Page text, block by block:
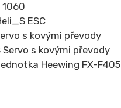
ESC
s kovými převody
Servo s kovými převody
Heewing FX-F405